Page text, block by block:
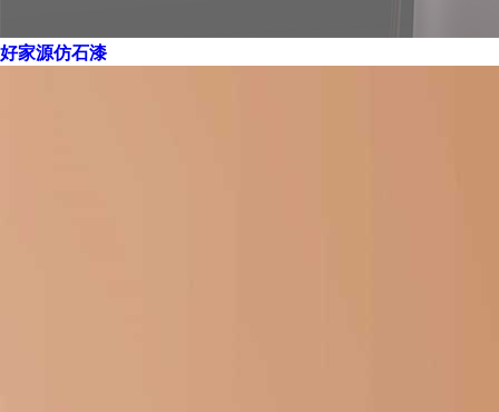
好家源仿石漆